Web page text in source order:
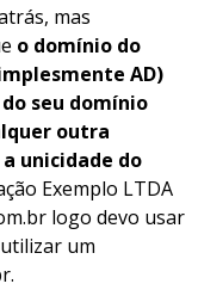
mas
o domínio do
AD)
seu domínio
outra
unicidade do
Exemplo LTDA
logo devo usar
um